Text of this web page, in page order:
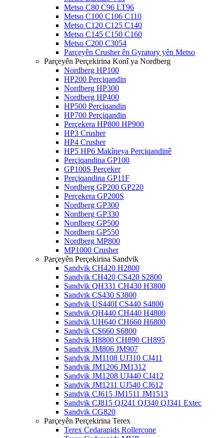
Metso C80 C96 LT96
Metso C100 C106 C110
Metso C120 C125 C140
Metso C145 C150 C160
Metso C200 C3054
Parçeyên Crusher ên Gyratory yên Metso
Parçeyên Perçekirina Konî ya Nordberg
Nordberg HP100
HP200 Perçiqandin
Nordberg HP300
Nordberg HP400
HP500 Perçiqandin
HP700 Perçiqandin
Perçekera HP800 HP900
HP3 Crusher
HP4 Crusher
HP5 HP6 Makîneya Perçiqandinê
Perçiqandina GP100
GP100S Perçeker
Perçiqandina GP11F
Nordberg GP200 GP220
Perçekera GP200S
Nordberg GP300
Nordberg GP330
Nordberg GP500
Nordberg GP550
Nordberg MP800
MP1000 Crusher
Parçeyên Perçekirina Sandvik
Sandvik CH420 H2800
Sandvik CH420 CS420 S2800
Sandvik QH331 CH430 H3800
Sandvik CS430 S3800
Sandvik US440I CS440 S4800
Sandvik QH440 CH440 H4800
Sandvik UH640 CH660 H6800
Sandvik CS660 S6800
Sandvik H8800 CH890 CH895
Sandvik JM806 JM907
Sandvik JM1108 UJ310 CJ411
Sandvik JM1206 JM1312
Sandvik JM1208 UJ440 CJ412
Sandvik JM1211 UJ540 CJ612
Sandvik CJ615 JM1511 JM1513
Sandvik CJ815 QJ241 QJ340 QJ341 Extec
Sandvik CG820
Parçeyên Perçekirina Terex
Terex Cedarapids Rollercone